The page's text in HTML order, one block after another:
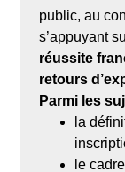
public, au
s’appuyant
réussite
retours
Parmi les
la
le